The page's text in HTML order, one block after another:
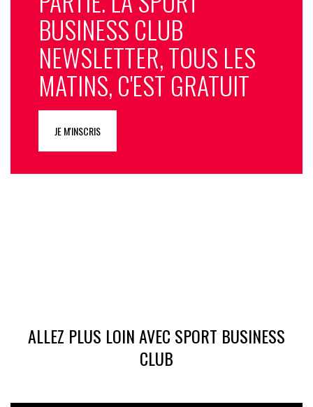
BUSINESS CLUB
NEWSLETTER, TOUS LES
MATINS, C'EST GRATUIT
JE M'INSCRIS
ALLEZ PLUS LOIN AVEC SPORT BUSINESS
CLUB